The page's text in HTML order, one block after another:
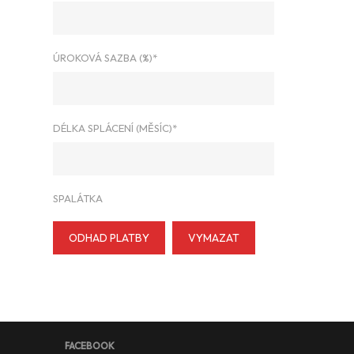
ÚROKOVÁ SAZBA (%)*
DÉLKA SPLÁCENÍ (MĚSÍC)*
SPALÁTKA
ODHAD PLATBY VYMAZAT
FACEBOOK